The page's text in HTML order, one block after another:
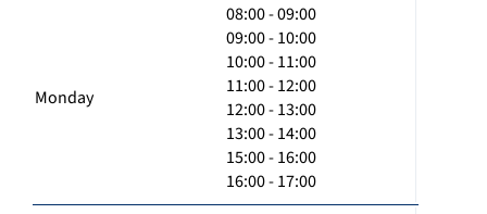
Monday
08:00 - 09:00
09:00 - 10:00
10:00 - 11:00
11:00 - 12:00
12:00 - 13:00
13:00 - 14:00
15:00 - 16:00
16:00 - 17:00